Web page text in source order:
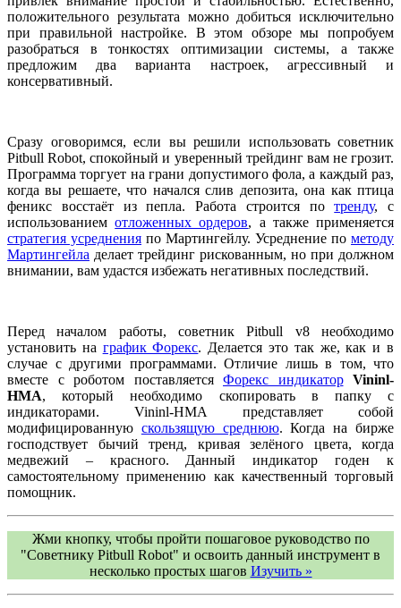
положительного результата можно добиться исключительно
при правильной настройке. В этом обзоре мы попробуем
разобраться в тонкостях оптимизации системы, а также
предложим два варианта настроек, агрессивный и
консервативный.
Сразу оговоримся, если вы решили использовать советник
Pitbull Robot, спокойный и уверенный трейдинг вам не грозит.
Программа торгует на грани допустимого фола, а каждый раз,
когда вы решаете, что начался слив депозита, она как птица
феникс восстаёт из пепла. Работа строится потренду, с
использованиемотложенных ордеров, а также применяется
стратегия усреднения по Мартингейлу. Усреднение по методу
Мартингейла делает трейдинг рискованным, но при должном
внимании, вам удастся избежать негативных последствий.
Перед началом работы, советник Pitbull v8 необходимо
установить на график Форекс. Делается это так же, как и в
случае с другими программами. Отличие лишь в том, что
вместе с роботом поставляется Форекс индикатор
Vininl-
HMA, который необходимо скопировать в папку с
индикаторами. Vininl-HMA представляет собой
модифицированную скользящую среднюю. Когда на бирже
господствует бычий тренд, кривая зелёного цвета, когда
медвежий – красного. Данный индикатор годен к
самостоятельному применению как качественный торговый
помощник.
Жми кнопку, чтобы пройти пошаговое руководство по
"Советнику Pitbull Robot" и освоить данный инструмент в
несколько простых шагов Изучить »